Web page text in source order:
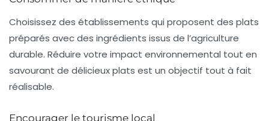
Choisissez des établissements qui proposent des plats
préparés avec des ingrédients issus de l’agriculture
durable. Réduire votre impact environnemental tout en
savourant de délicieux plats est un objectif tout à fait
réalisable.
Encourager le tourisme local